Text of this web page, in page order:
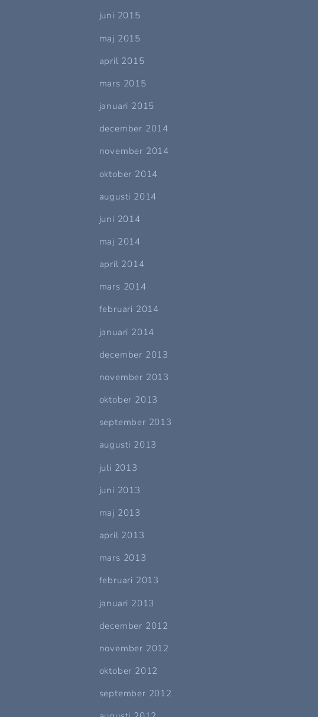
juni 2015
maj 2015
april 2015
mars 2015
januari 2015
december 2014
november 2014
oktober 2014
augusti 2014
juni 2014
maj 2014
april 2014
mars 2014
februari 2014
januari 2014
december 2013
november 2013
oktober 2013
september 2013
augusti 2013
juli 2013
juni 2013
maj 2013
april 2013
mars 2013
februari 2013
januari 2013
december 2012
november 2012
oktober 2012
september 2012